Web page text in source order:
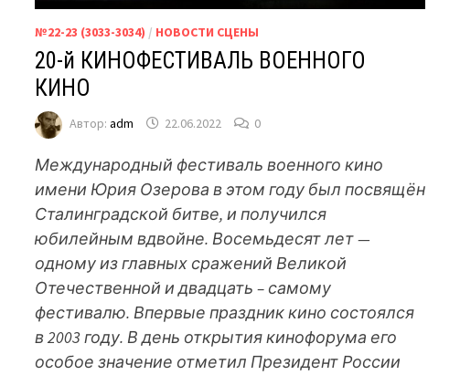
№22-23 (3033-3034) / НОВОСТИ СЦЕНЫ
20-й КИНОФЕСТИВАЛЬ ВОЕННОГО
КИНО
Автор:adm 22.06.2022 0
Международный фестиваль военного кино
имени Юрия Озерова в этом году был посвящён
Сталинградской битве, и получился
юбилейным вдвойне. Восемьдесят лет —
одному из главных сражений Великой
Отечественной и двадцать – самому
фестивалю. Впервые праздник кино состоялся
в 2003 году. В день открытия кинофорума его
особое значение отметил Президент России